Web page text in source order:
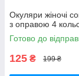
Окуляри жіночі
з оправою 4
Готово до
125 ₴ 199 ₴